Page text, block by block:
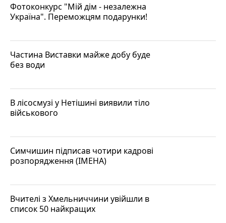
Фотоконкурс "Мій дім - незалежна
Україна". Переможцям подарунки!
Частина Виставки майже добу буде
без води
В лісосмузі у Нетішині виявили тіло
військового
Симчишин підписав чотири кадрові
розпорядження (ІМЕНА)
Вчителі з Хмельниччини увійшли в
список 50 найкращих